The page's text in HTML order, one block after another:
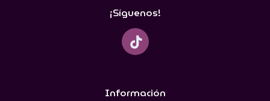
¡Síguenos!
Información